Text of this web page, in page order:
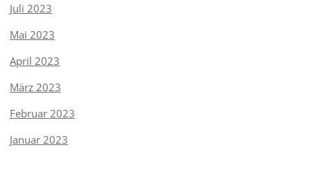
Juli 2023
Mai 2023
April 2023
März 2023
Februar 2023
Januar 2023